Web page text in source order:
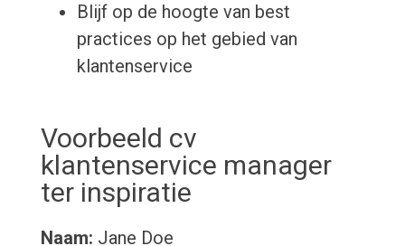
Blijf op de hoogte van best
practices op het gebied van
klantenservice
Voorbeeld cv
klantenservice manager
ter inspiratie
Naam: Jane Doe